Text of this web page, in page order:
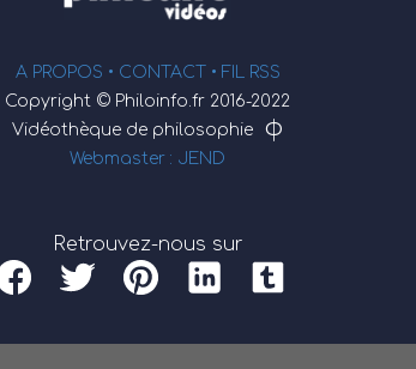
A PROPOS • CONTACT • FIL RSS
Copyright © Philoinfo.fr 2016-2022
Vidéothèque de philosophie
φ
Webmaster : JEND
Retrouvez-nous sur